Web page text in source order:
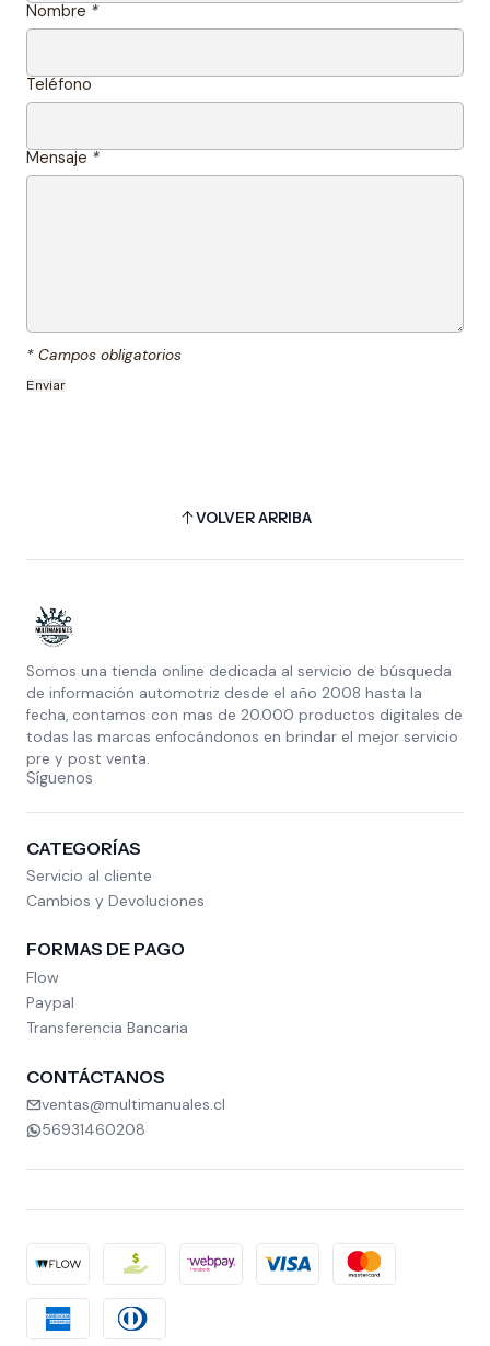
Nombre *
Teléfono
Mensaje *
* Campos obligatorios
VOLVER ARRIBA
Somos una tienda online dedicada al servicio de búsqueda
de información automotriz desde el año 2008 hasta la
fecha, contamos con mas de 20.000 productos digitales de
todas las marcas enfocándonos en brindar el mejor servicio
pre y post venta.
Síguenos
CATEGORÍAS
Servicio al cliente
Cambios y Devoluciones
FORMAS DE PAGO
Flow
Paypal
Transferencia Bancaria
CONTÁCTANOS
ventas@multimanuales.cl
56931460208